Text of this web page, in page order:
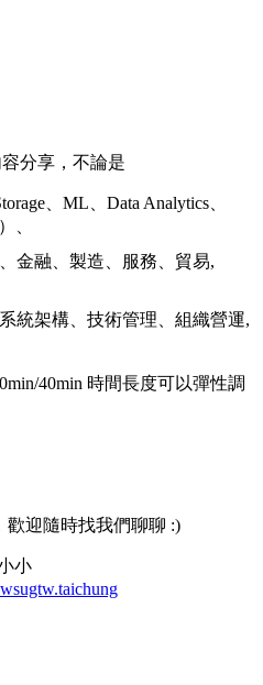
分享，不論是
、ML、Data Analytics、
、
金融、製造、服務、貿易,
統架構、技術管理、組織營運,
40min 時間長度可以彈性調
迎隨時找我們聊聊 :)
小